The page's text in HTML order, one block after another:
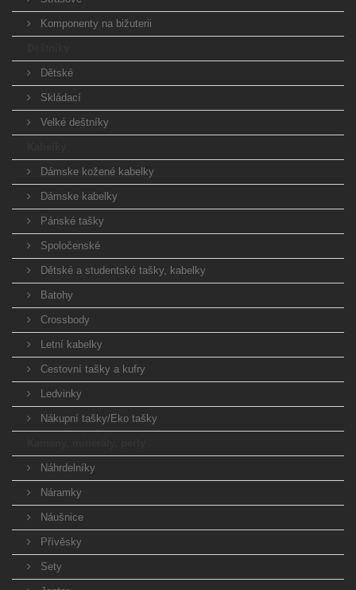
Komponenty na bižuterii
Dětské
Skládací
Velké deštníky
Dámske kožené kabelky
Dámske kabelky
Pánské tašky
Spoločenské
Dětské a studentské tašky, kabelky
Batohy
Crossbody
Letní kabelky
Cestovní tašky a kufry
Ledvinky
Nákupní tašky/Eko tašky
Náhrdelníky
Náramky
Náušnice
Přívěsky
Sety